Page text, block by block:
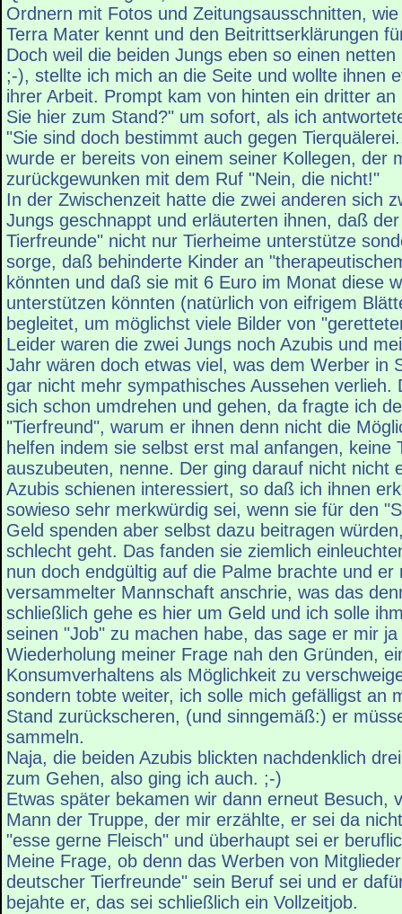
Ordnern mit Fotos und Zeitungsausschnitten,
Terra Mater kennt und den Beitrittserklärungen
Doch weil die beiden Jungs eben so einen
;-), stellte ich mich an die Seite und wollte ihnen
ihrer Arbeit. Prompt kam von hinten ein dritter
Sie hier zum Stand?" um sofort, als ich
"Sie sind doch bestimmt auch gegen
wurde er bereits von einem seiner Kollegen, der
zurückgewunken mit dem Ruf "Nein, die nicht!"
In der Zwischenzeit hatte die zwei anderen sich
Jungs geschnappt und erläuterten ihnen, daß
Tierfreunde" nicht nur Tierheime unterstütze
sorge, daß behinderte Kinder an
könnten und daß sie mit 6 Euro im Monat diese
unterstützen könnten (natürlich von eifrigem
begleitet, um möglichst viele Bilder von
Leider waren die zwei Jungs noch Azubis und
Jahr wären doch etwas viel, was dem Werber in
gar nicht mehr sympathisches Aussehen verlieh.
sich schon umdrehen und gehen, da fragte ich
"Tierfreund", warum er ihnen denn nicht die
helfen indem sie selbst erst mal anfangen, keine
auszubeuten, nenne. Der ging darauf nicht nicht
Azubis schienen interessiert, so daß ich ihnen
sowieso sehr merkwürdig sei, wenn sie für den
Geld spenden aber selbst dazu beitragen
schlecht geht. Das fanden sie ziemlich
nun doch endgültig auf die Palme brachte und er
versammelter Mannschaft anschrie, was das
schließlich gehe es hier um Geld und ich solle
seinen "Job" zu machen habe, das sage er mir
Wiederholung meiner Frage nah den Gründen,
Konsumverhaltens als Möglichkeit zu
sondern tobte weiter, ich solle mich gefälligst an
Stand zurückscheren, (und sinngemäß:) er
sammeln.
Naja, die beiden Azubis blickten nachdenklich
zum Gehen, also ging ich auch. ;-)
Etwas später bekamen wir dann erneut Besuch,
Mann der Truppe, der mir erzählte, er sei da
"esse gerne Fleisch" und überhaupt sei er
Meine Frage, ob denn das Werben von
deutscher Tierfreunde" sein Beruf sei und er
bejahte er, das sei schließlich ein Vollzeitjob.